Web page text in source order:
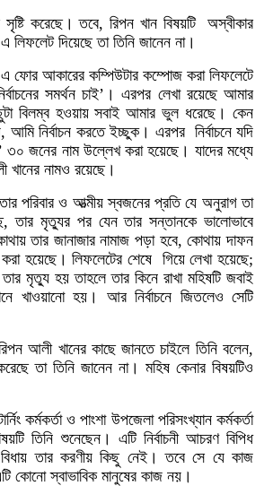
সৃষ্টি করেছে। তবে, রিপন খান বিষয়টি অস্বীকার
লিফলেট দিয়েছে তা তিনি জানেন না।
এ ফোর আকারের কম্পিউটার কম্পোজ করা লিফলেটে
সমর্থন চাই’। এরপর লেখা রয়েছে আমার
বিলম্ব হওয়ায় সবাই আমার ভুল ধরেছে। কেন
আমি নির্বাচন করতে ইচ্ছুক। এরপর নির্বাচনে যদি
৩০ জনের নাম উল্লেখ করা হয়েছে। যাদের মধ্যে
খানের নামও রয়েছে।
পরিবার ও আত্মীয় স্বজনের প্রতি যে অনুরাগ তা
তার মৃত্যুর পর যেন তার সন্তানকে ভালোভাবে
তার জানাজার নামাজ পড়া হবে, কোথায় দাফন
হয়েছে। লিফলেটের শেষে গিয়ে লেখা হয়েছে;
তার মৃত্যু হয় তাহলে তার কিনে রাখা মহিষটি জবাই
খাওয়ানো হয়। আর নির্বাচনে জিতলেও সেটি
রিপন আলী খানের কাছে জানতে চাইলে তিনি বলেন,
তা তিনি জানেন না। মহিষ কেনার বিষয়টিও
কর্মকর্তা ও পাংশা উপজেলা পরিসংখ্যান কর্মকর্তা
তিনি শুনেছেন। এটি নির্বাচনী আচরণ বিপিধ
বিধায় তার করণীয় কিছু নেই। তবে সে যে কাজ
কোনো স্বাভাবিক মানুষের কাজ নয়।